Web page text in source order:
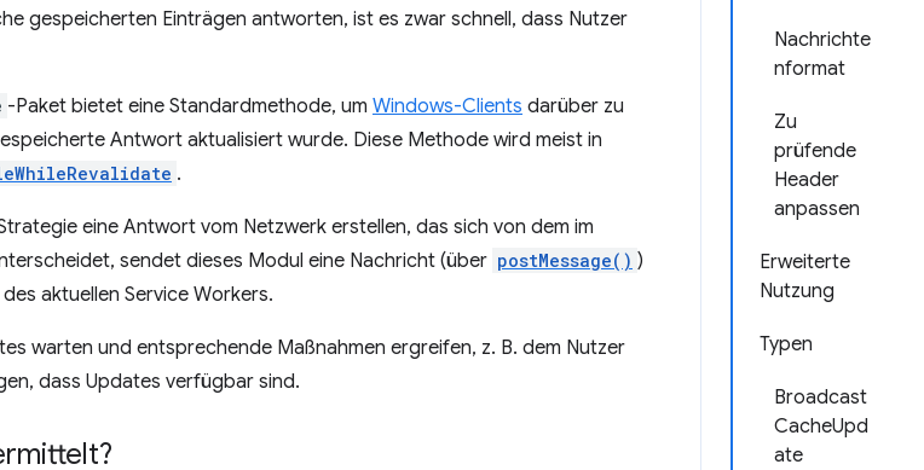
Nachrichte
nformat
Zu
prüfende
Header
anpassen
Erweiterte
Nutzung
Typen
Broadcast
CacheUpd
ate
gespeicherten Einträgen antworten, ist es zwar schnell, dass Nutzer
-Paket bietet eine Standardmethode, um Windows-Clients darüber zu
Antwort aktualisiert wurde. Diese Methode wird meist in
.
eine Antwort vom Netzwerk erstellen, das sich von dem im
sendet dieses Modul eine Nachricht (über postMessage() )
aktuellen Service Workers.
warten und entsprechende Maßnahmen ergreifen, z. B. dem Nutzer
dass Updates verfügbar sind.